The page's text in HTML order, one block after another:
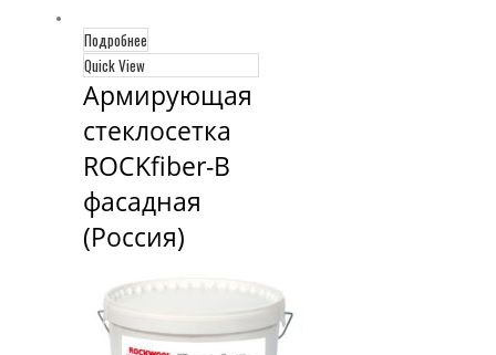
Подробнее
Quick View
Армирующая
стеклосетка
ROCKfiber-B
фасадная
(Россия)